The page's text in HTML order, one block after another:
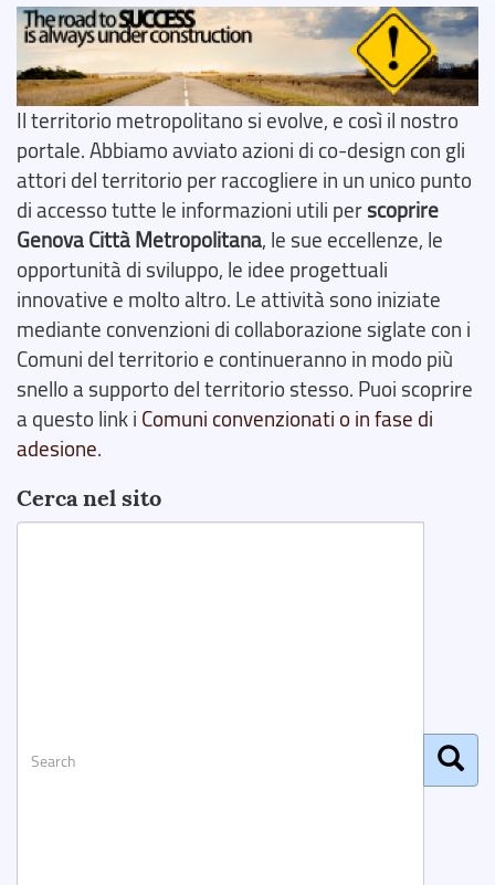
Il territorio metropolitano si evolve, e così il nostro
portale. Abbiamo avviato azioni di co-design con gli
attori del territorio per raccogliere in un unico punto
di accesso tutte le informazioni utili perscoprire
Genova Città Metropolitana, le sue eccellenze, le
opportunità di sviluppo, le idee progettuali
innovative e molto altro. Le attività sono iniziate
mediante convenzioni di collaborazione siglate con i
Comuni del territorio e continueranno in modo più
snello a supporto del territorio stesso. Puoi scoprire
a questo link i Comuni convenzionati o in fase di
adesione.
Cerca nel sito